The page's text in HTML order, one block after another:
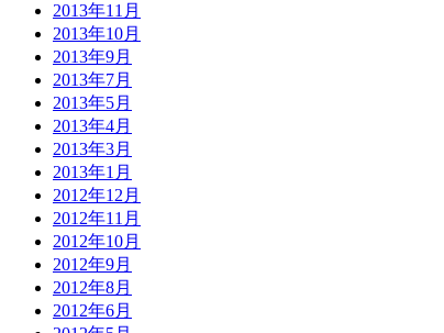
2013年11月
2013年10月
2013年9月
2013年7月
2013年5月
2013年4月
2013年3月
2013年1月
2012年12月
2012年11月
2012年10月
2012年9月
2012年8月
2012年6月